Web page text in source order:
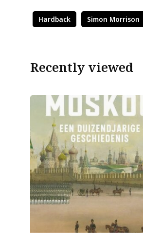
Hardback Simon Morrison
Recently viewed